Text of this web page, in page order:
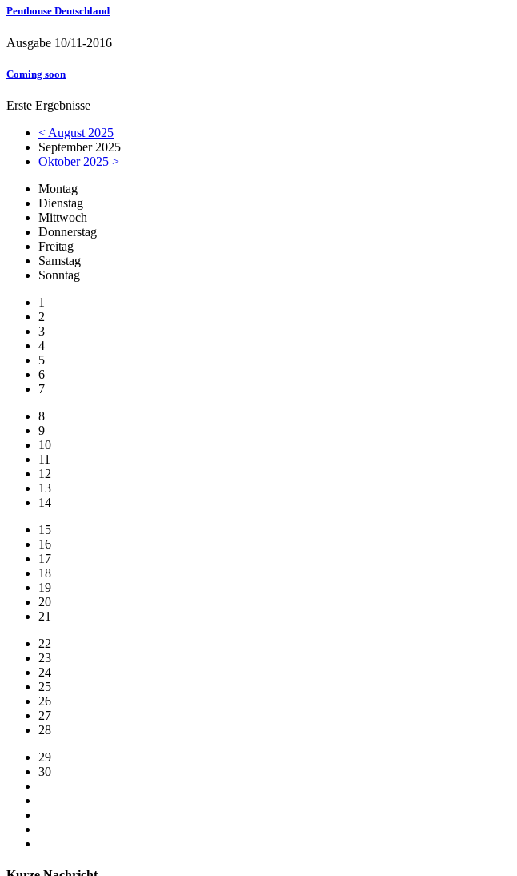
Penthouse Deutschland
Ausgabe 10/11-2016
Coming soon
Erste Ergebnisse
< August 2025
September 2025
Oktober 2025 >
Montag
Dienstag
Mittwoch
Donnerstag
Freitag
Samstag
Sonntag
1
2
3
4
5
6
7
8
9
10
11
12
13
14
15
16
17
18
19
20
21
22
23
24
25
26
27
28
29
30